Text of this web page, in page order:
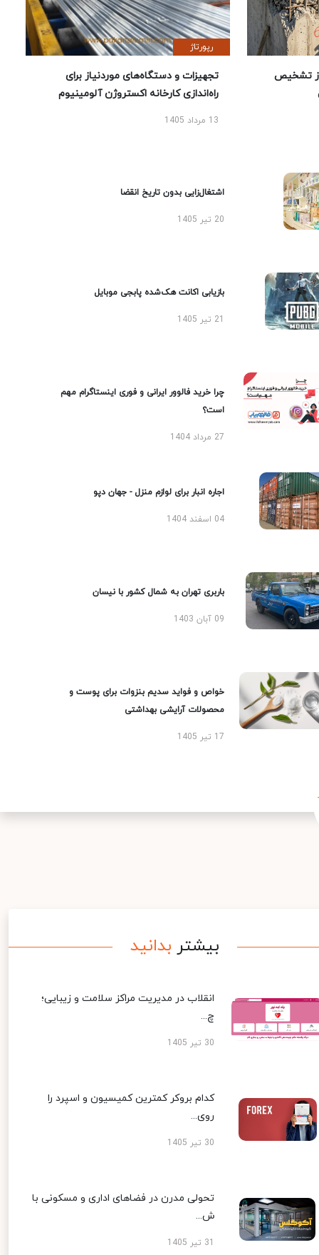
تشخیص
رپورتاژ
تجهیزات و دستگاه‌های موردنیاز برای
راه‌اندازی کارخانه اکستروژن آلومینیوم
13 مرداد 1405
اشتغال‌زایی بدون تاریخ انقضا
20 تیر 1405
بازیابی اکانت هک‌شده پابجی موبایل
چرا خرید فالوور ایرانی و فوری اینستاگرام مهم
است؟
27 مرداد 1404
اجاره انبار برای لوازم منزل - جهان دپو
04 اسفند 1404
باربری تهران به شمال کشور با نیسان
09 آبان 1403
خواص و فواید سدیم بنزوات برای پوست و
محصولات آرایشی بهداشتی
17 تیر 1405
بیشتر بدانید
انقلاب در مدیریت مراکز سلامت و زیبایی؛
چ...
30 تیر 1405
کدام بروکر کمترین کمیسیون و اسپرد را
روی...
30 تیر 1405
تحولی مدرن در فضاهای اداری و مسکونی با
ش...